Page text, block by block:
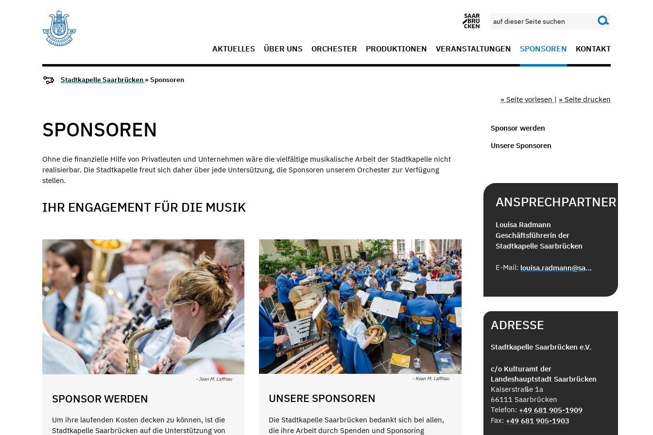
AKTUELLES ÜBER UNS ORCHESTER PRODUKTIONEN VERANSTALTUNGEN SPONSOREN KONTAKT
Stadtkapelle Saarbrücken » Sponsoren
» Seite vorlesen | » Seite drucken
SPONSOREN
Ohne die finanzielle Hilfe von Privatleuten und Unternehmen wäre die vielfältige musikalische Arbeit der Stadtkapelle nicht
realisierbar. Die Stadtkapelle freut sich daher über jede Untersützung, die Sponsoren unserem Orchester zur Verfügung
stellen.
IHR ENGAGEMENT FÜR DIE MUSIK
- Jean M. Laffitau
SPONSOR WERDEN
Um ihre laufenden Kosten decken zu können, ist die
Stadtkapelle Saarbrücken auf die Unterstützung von
- Kean M. Laffitau
UNSERE SPONSOREN
Die Stadtkapelle Saarbrücken bedankt sich bei allen,
die ihre Arbeit durch Spenden und Sponsoring
Sponsor werden
Unsere Sponsoren
ANSPRECHPARTNER
Louisa Radmann
Geschäftsführerin der
Stadtkapelle Saarbrücken
E-Mail: louisa.radmann@saarbruecken.de
ADRESSE
Stadtkapelle Saarbrücken e.V.
c/o Kulturamt der
Landeshauptstadt Saarbrücken
Kaiserstraße 1a
66111 Saarbrücken
Telefon: +49 681 905-1909
Fax: +49 681 905-1903